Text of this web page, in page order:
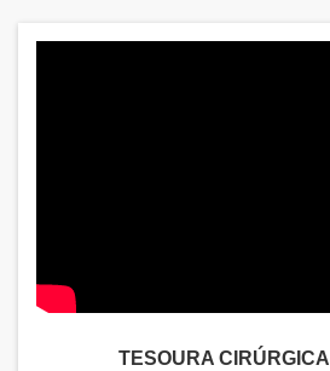
TESOURA CIRÚRGICA